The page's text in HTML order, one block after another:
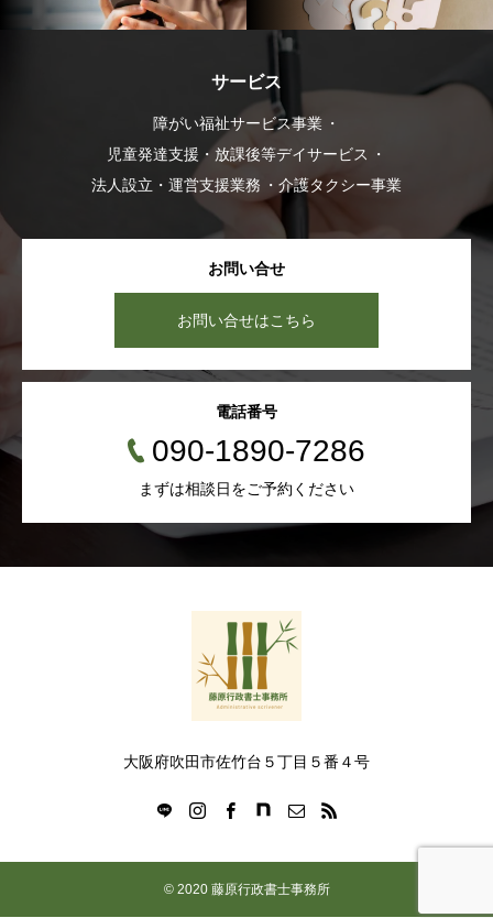
サービス
障がい福祉サービス事業
児童発達支援・放課後等デイサービス
法人設立・運営支援業務
介護タクシー事業
お問い合せ
お問い合せはこちら
電話番号
090-1890-7286
まずは相談日をご予約ください
大阪府吹田市佐竹台５丁目５番４号
© 2020 藤原行政書士事務所